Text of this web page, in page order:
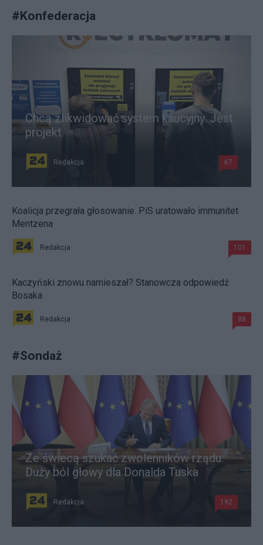
#Konfederacja
Chcą zlikwidować system kaucyjny. Jest
projekt
Redakcja 67
Koalicja przegrała głosowanie. PiS uratowało immunitet
Mentzena
Redakcja 101
Kaczyński znowu namieszał? Stanowcza odpowiedź
Bosaka
Redakcja 88
#Sondaż
Ze świecą szukać zwolenników rządu.
Duży ból głowy dla Donalda Tuska
Redakcja 192